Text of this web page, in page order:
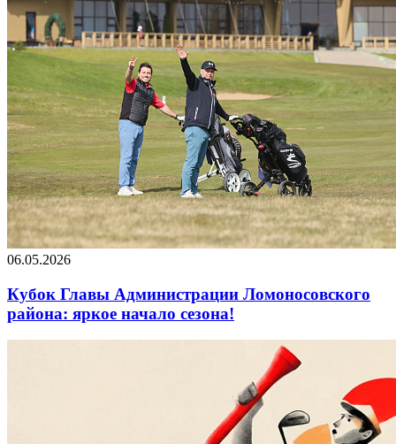
06.05.2026
Кубок Главы Администрации Ломоносовского
района: яркое начало сезона!